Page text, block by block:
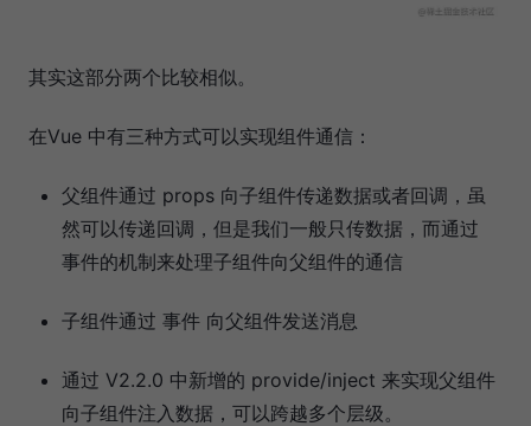
其实这部分两个比较相似。
在Vue 中有三种方式可以实现组件通信：
父组件通过 props 向子组件传递数据或者回调，虽
然可以传递回调，但是我们一般只传数据，而通过
事件的机制来处理子组件向父组件的通信
子组件通过 事件 向父组件发送消息
通过 V2.2.0 中新增的 provide/inject 来实现父组件
向子组件注入数据，可以跨越多个层级。